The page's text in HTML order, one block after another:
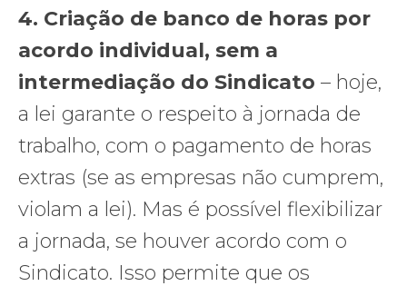
4. Criação de banco de horas por
acordo individual, sem a
intermediação do Sindicato – hoje,
a lei garante o respeito à jornada de
trabalho, com o pagamento de horas
extras (se as empresas não cumprem,
violam a lei). Mas é possível flexibilizar
a jornada, se houver acordo com o
Sindicato. Isso permite que os